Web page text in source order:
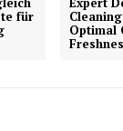
für
Optimal